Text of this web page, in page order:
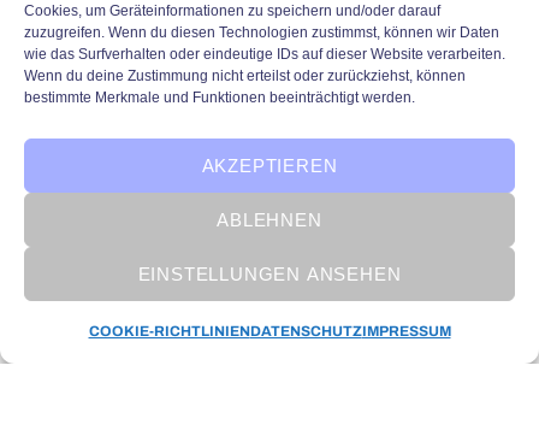
Cookies, um Geräteinformationen zu speichern und/oder darauf
zuzugreifen. Wenn du diesen Technologien zustimmst, können wir Daten
wie das Surfverhalten oder eindeutige IDs auf dieser Website verarbeiten.
Wenn du deine Zustimmung nicht erteilst oder zurückziehst, können
bestimmte Merkmale und Funktionen beeinträchtigt werden.
AKZEPTIEREN
ABLEHNEN
EINSTELLUNGEN ANSEHEN
COOKIE-RICHTLINIENDATENSCHUTZIMPRESSUM
KI Forschung
KI-NERGY: Heizungsoptimierung